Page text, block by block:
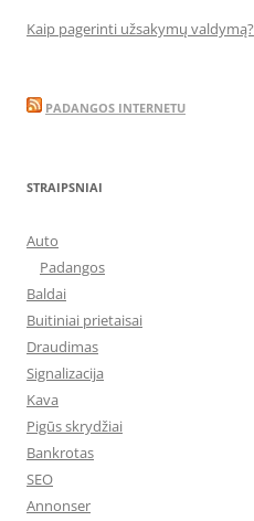
Kaip pagerinti užsakymų valdymą?
PADANGOS INTERNETU
STRAIPSNIAI
Auto
Padangos
Baldai
Buitiniai prietaisai
Draudimas
Signalizacija
Kava
Pigūs skrydžiai
Bankrotas
SEO
Annonser